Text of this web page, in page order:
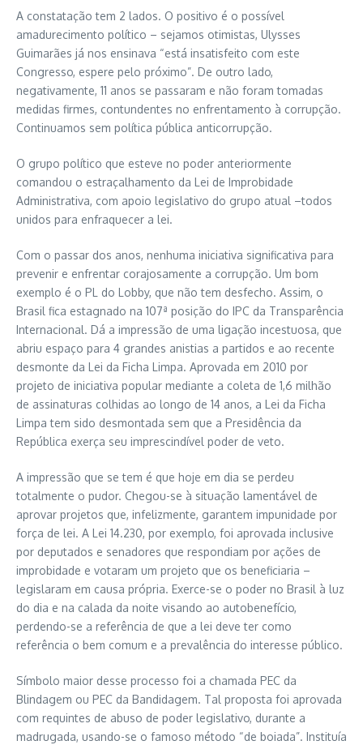
A constatação tem 2 lados. O positivo é o possível
amadurecimento político – sejamos otimistas, Ulysses
Guimarães já nos ensinava “está insatisfeito com este
Congresso, espere pelo próximo”. De outro lado,
negativamente, 11 anos se passaram e não foram tomadas
medidas firmes, contundentes no enfrentamento à corrupção.
Continuamos sem política pública anticorrupção.
O grupo político que esteve no poder anteriormente
comandou o estraçalhamento da Lei de Improbidade
Administrativa, com apoio legislativo do grupo atual –todos
unidos para enfraquecer a lei.
Com o passar dos anos, nenhuma iniciativa significativa para
prevenir e enfrentar corajosamente a corrupção. Um bom
exemplo é o PL do Lobby, que não tem desfecho. Assim, o
Brasil fica estagnado na 107ª posição do IPC da Transparência
Internacional. Dá a impressão de uma ligação incestuosa, que
abriu espaço para 4 grandes anistias a partidos e ao recente
desmonte da Lei da Ficha Limpa. Aprovada em 2010 por
projeto de iniciativa popular mediante a coleta de 1,6 milhão
de assinaturas colhidas ao longo de 14 anos, a Lei da Ficha
Limpa tem sido desmontada sem que a Presidência da
República exerça seu imprescindível poder de veto.
A impressão que se tem é que hoje em dia se perdeu
totalmente o pudor. Chegou-se à situação lamentável de
aprovar projetos que, infelizmente, garantem impunidade por
força de lei. A Lei 14.230, por exemplo, foi aprovada inclusive
por deputados e senadores que respondiam por ações de
improbidade e votaram um projeto que os beneficiaria –
legislaram em causa própria. Exerce-se o poder no Brasil à luz
do dia e na calada da noite visando ao autobenefício,
perdendo-se a referência de que a lei deve ter como
referência o bem comum e a prevalência do interesse público.
Símbolo maior desse processo foi a chamada PEC da
Blindagem ou PEC da Bandidagem. Tal proposta foi aprovada
com requintes de abuso de poder legislativo, durante a
madrugada, usando-se o famoso método “de boiada”. Instituía